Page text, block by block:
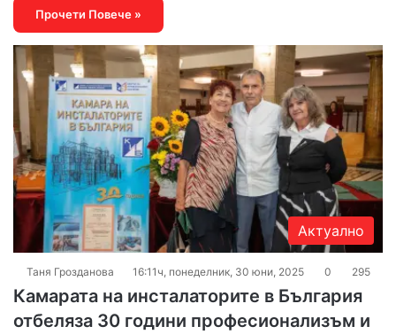
Прочети Повече »
Актуално
Таня Грозданова 16:11ч, понеделник, 30 юни, 2025 0 295
Камарата на инсталаторите в България
отбеляза 30 години професионализъм и